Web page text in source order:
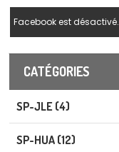
Facebook est désactivé.
CATÉGORIES
SP-JLE (4)
SP-HUA (12)